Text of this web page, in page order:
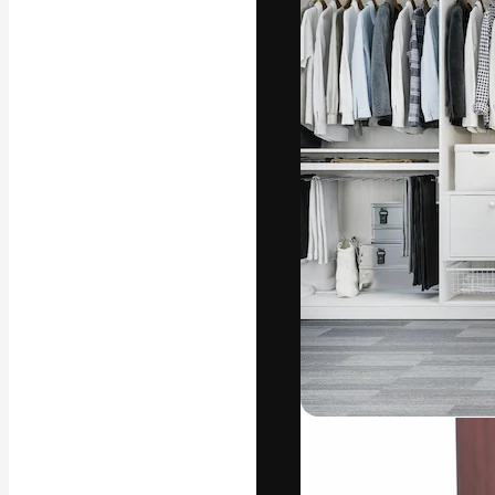
La plateforme
vos meilleurs
d’abonnés :
studios.
Français
Copyright © 2010-